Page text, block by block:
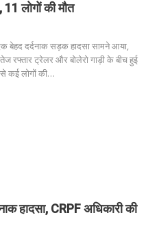
लोगों की मौत
बेहद दर्दनाक सड़क हादसा सामने आया,
रफ्तार ट्रेलर और बोलेरो गाड़ी के बीच हुई
कई लोगों की…
हादसा, CRPF अधिकारी की